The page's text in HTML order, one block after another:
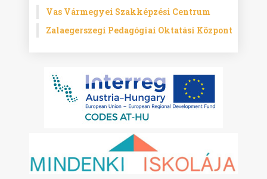
Vas Vármegyei Szakképzési Centrum
Zalaegerszegi Pedagógiai Oktatási Központ